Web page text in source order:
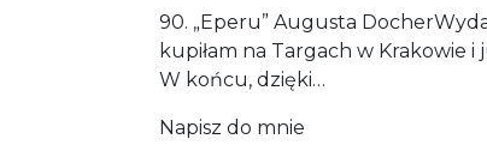
90. „Eperu” Augusta
kupiłam na Targach w Krakowie i
W końcu, dzięki…
Napisz do mnie